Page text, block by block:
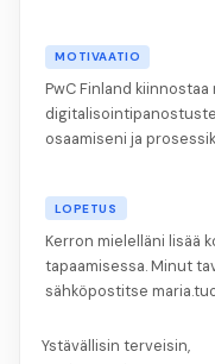
MOTIVAATIO
PwC Finland
osaamiseni ja
LOPETUS
Kerron mielelläni lisää
tapaamisessa. Minut
sähköpostitse
Ystävällisin terveisin,